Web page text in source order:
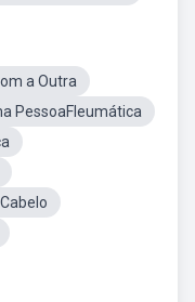
a Outra
PessoaFleumática